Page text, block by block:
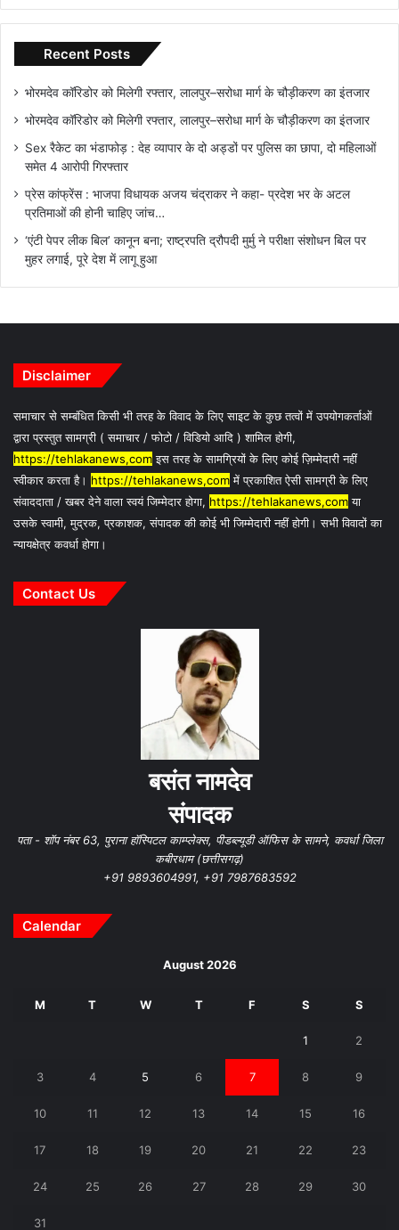
Recent Posts
भोरमदेव कॉरिडोर को मिलेगी रफ्तार, लालपुर–सरोधा मार्ग के चौड़ीकरण का इंतजार
भोरमदेव कॉरिडोर को मिलेगी रफ्तार, लालपुर–सरोधा मार्ग के चौड़ीकरण का इंतजार
Sex रैकेट का भंडाफोड़ : देह व्यापार के दो अड्डों पर पुलिस का छापा, दो महिलाओं
समेत 4 आरोपी गिरफ्तार
प्रेस कांफ्रेंस : भाजपा विधायक अजय चंद्राकर ने कहा- प्रदेश भर के अटल
प्रतिमाओं की होनी चाहिए जांच…
‘एंटी पेपर लीक बिल’ कानून बना; राष्ट्रपति द्रौपदी मुर्मु ने परीक्षा संशोधन बिल पर
मुहर लगाई, पूरे देश में लागू हुआ
Disclaimer
समाचार से सम्बंधित किसी भी तरह के विवाद के लिए साइट के कुछ तत्वों में उपयोगकर्ताओं
द्वारा प्रस्तुत सामग्री ( समाचार / फोटो / विडियो आदि ) शामिल होगी,
https://tehlakanews,comइस तरह के सामग्रियों के लिए कोई ज़िम्मेदारी नहीं
स्वीकार करता है। https://tehlakanews,comमें प्रकाशित ऐसी सामग्री के लिए
संवाददाता / खबर देने वाला स्वयं जिम्मेदार होगा, https://tehlakanews,comया
उसके स्वामी, मुद्रक, प्रकाशक, संपादक की कोई भी जिम्मेदारी नहीं होगी। सभी विवादों का
न्यायक्षेत्र कवर्धा होगा।
Contact Us
बसंत नामदेव
संपादक
पता - शॉप नंबर 63, पुराना हॉस्पिटल काम्प्लेक्स, पीडब्ल्यूडी ऑफिस के सामने, कवर्धा जिला
कबीरधाम (छत्तीसगढ़)
+91 9893604991, +91 7987683592
Calendar
August 2026
M T W T F S S
1 2
3 4 5 6 7 8 9
10 11 12 13 14 15 16
17 18 19 20 21 22 23
24 25 26 27 28 29 30
31